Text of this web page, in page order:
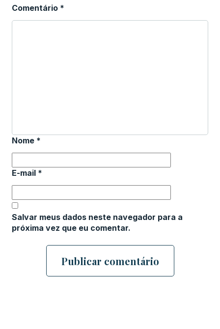
Comentário *
Nome *
E-mail *
Salvar meus dados neste navegador para a
próxima vez que eu comentar.